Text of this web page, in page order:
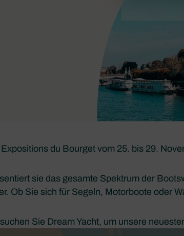
du Bourget vom 25. bis 29.
sie das gesamte Spektrum der
Ob Sie sich für Segeln, Motorboote oder
Sie Dream Yacht, um unsere